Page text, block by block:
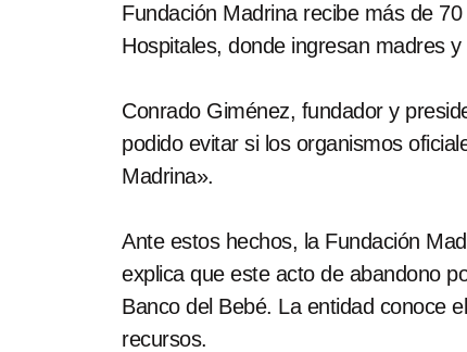
Fundación Madrina recibe más de
Hospitales, donde ingresan madres
Conrado Giménez, fundador y
podido evitar si los organismos
Madrina».
Ante estos hechos, la Fundación
explica que este acto de abandono
Banco del Bebé. La entidad conoce
recursos.